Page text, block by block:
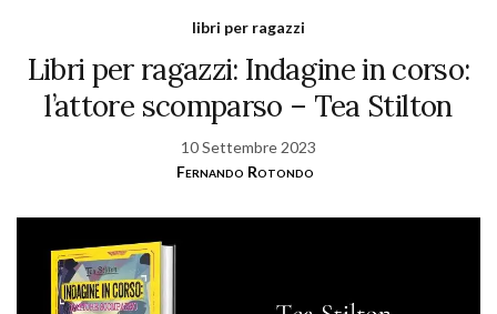
libri per ragazzi
Libri per ragazzi: Indagine in corso:
l’attore scomparso – Tea Stilton
10 Settembre 2023
Fernando Rotondo